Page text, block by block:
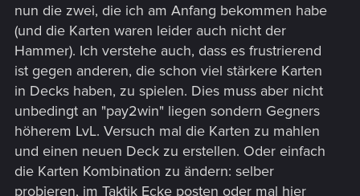
nun die zwei, die ich am Anfang bekommen habe
(und die Karten waren leider auch nicht der
Hammer). Ich verstehe auch, dass es frustrierend
ist gegen anderen, die schon viel stärkere Karten
in Decks haben, zu spielen. Dies muss aber nicht
unbedingt an "pay2win" liegen sondern Gegners
höherem LvL. Versuch mal die Karten zu mahlen
und einen neuen Deck zu erstellen. Oder einfach
die Karten Kombination zu ändern: selber
probieren, im Taktik Ecke posten oder mal hier